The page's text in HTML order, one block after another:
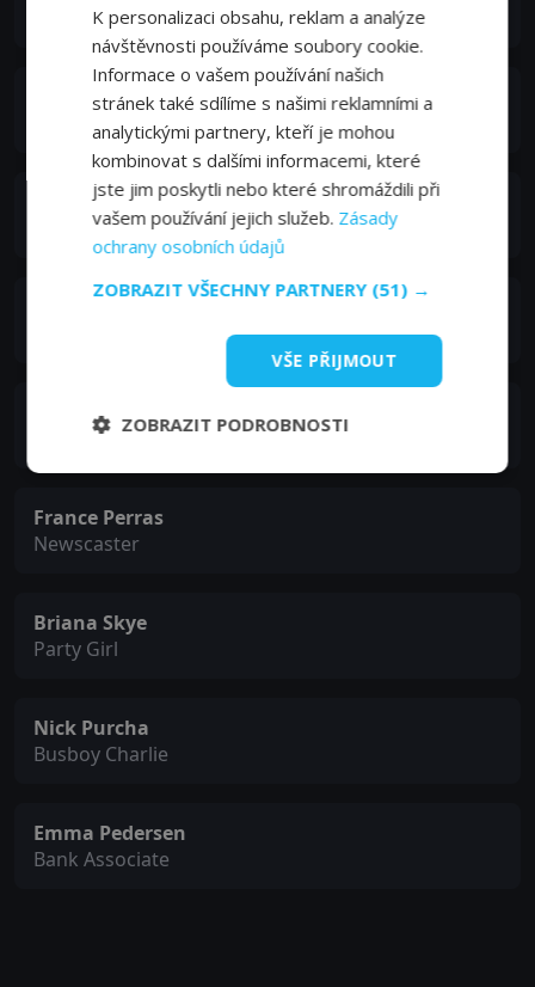
Ray Gaskin
Trevor Lerner
Reggie Farrow
Joe Costa
Dwight
Stefania Indelicato
Desk Sergeant
France Perras
Newscaster
Briana Skye
Party Girl
Nick Purcha
Busboy Charlie
Emma Pedersen
Bank Associate
K personalizaci obsahu, reklam a analýze
návštěvnosti používáme soubory cookie.
Informace o vašem používání našich
stránek také sdílíme s našimi reklamními a
analytickými partnery, kteří je mohou
kombinovat s dalšími informacemi, které
jste jim poskytli nebo které shromáždili při
vašem používání jejich služeb. Zásady
ochrany osobních údajů
ZOBRAZIT VŠECHNY PARTNERY (51) →
VŠE PŘIJMOUT
ZOBRAZIT PODROBNOSTI